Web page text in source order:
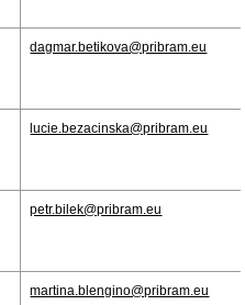
dagmar.betikova@pribram.eu
lucie.bezacinska@pribram.eu
petr.bilek@pribram.eu
martina.blengino@pribram.eu